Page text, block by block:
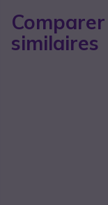
similaires